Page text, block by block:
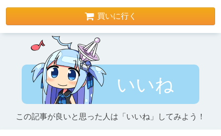
買いに行く
いいね
この記事が良いと思った人は「いいね」してみよう！